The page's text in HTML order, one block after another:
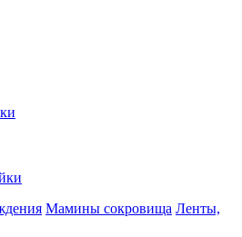
Мамины сокровища Ленты,